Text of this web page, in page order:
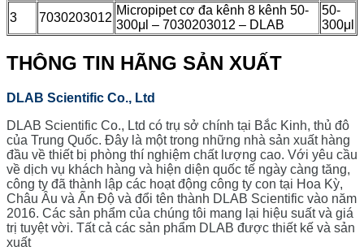
3
7030203012
Micropipet cơ đa kênh 8 kênh 50-
300μl – 7030203012 – DLAB
50-
300μl
THÔNG TIN HÃNG SẢN XUẤT
DLAB Scientific Co., Ltd
DLAB Scientific Co., Ltd có trụ sở chính tại Bắc Kinh, thủ đô
của Trung Quốc. Đây là một trong những nhà sản xuất hàng
đầu về thiết bị phòng thí nghiệm chất lượng cao. Với yêu cầu
về dịch vụ khách hàng và hiện diện quốc tế ngày càng tăng,
công ty đã thành lập các hoạt động công ty con tại Hoa Kỳ,
Châu Âu và Ấn Độ và đổi tên thành DLAB Scientific vào năm
2016. Các sản phẩm của chúng tôi mang lại hiệu suất và giá
trị tuyệt vời. Tất cả các sản phẩm DLAB được thiết kế và sản
xuất